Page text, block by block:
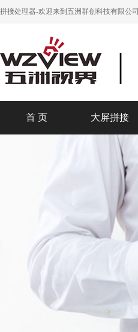
拼接处理器-欢迎来到五洲群创科技有限公司
首 页 大屏拼接